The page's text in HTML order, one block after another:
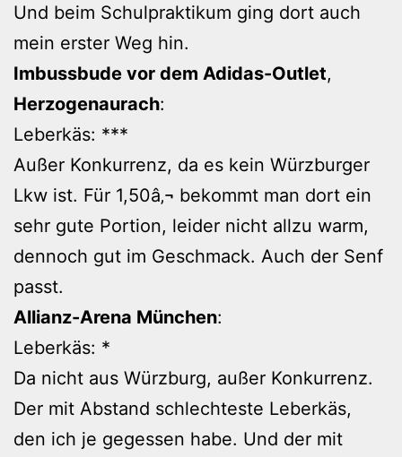
Und beim Schulpraktikum ging dort auch
mein erster Weg hin.
Imbussbude vor dem Adidas-Outlet,
Herzogenaurach:
Leberkäs: ***
Außer Konkurrenz, da es kein Würzburger
Lkw ist. Für 1,50â‚¬ bekommt man dort ein
sehr gute Portion, leider nicht allzu warm,
dennoch gut im Geschmack. Auch der Senf
passt.
Allianz-Arena München:
Leberkäs: *
Da nicht aus Würzburg, außer Konkurrenz.
Der mit Abstand schlechteste Leberkäs,
den ich je gegessen habe. Und der mit